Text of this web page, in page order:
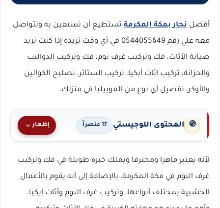
أفضل نجار بمكة المكرمة تستطيع أن تستعين به وتتواصل
معه علي رقم 0544055649 في أي وقت تريده إذا كنت تريد
صيانة الأثاث، فك وتركيب غرف نوم، فك وتركيب الدواليب
والخزانة، تركيب اثاث أيكيا، تركيب الستائر، تصليح الكوالين
والأوكر، تفصيل أي نوع من الموبيليا في منزلك،
🧭 المحتوى اللوجيستي 17 عنصراً إظهار
لأنه يعتبر ماهرا ومحترفا ويملك خبرة طويلة في فك وتركيب
غرف النوم في مكة المكرمة، بالإضافة إلى أنه يقوم بالأعمال
الخشبية بمختلف أنواعها، وتركيب غرف النوم وأثاث إيكيا،